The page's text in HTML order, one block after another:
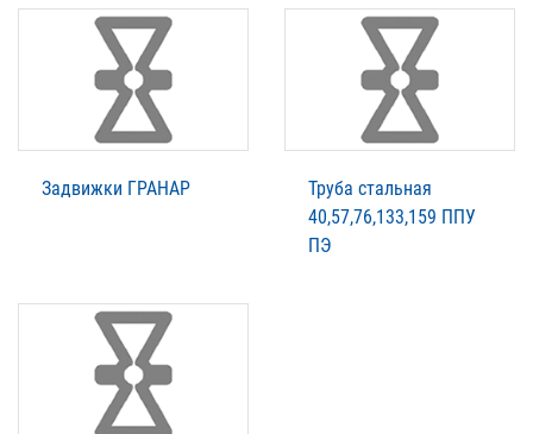
Задвижки ГРАНАР
Труба стальная
40,57,76,133,159 ППУ
ПЭ